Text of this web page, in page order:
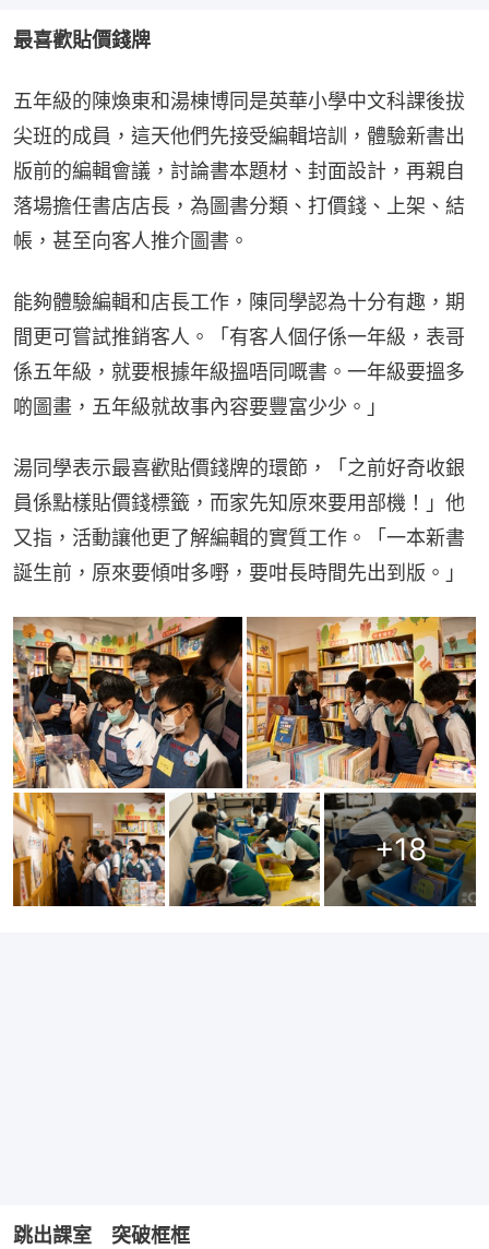
最喜歡貼價錢牌
五年級的陳煥東和湯棟博同是英華小學中文科課後拔
尖班的成員，這天他們先接受編輯培訓，體驗新書出
版前的編輯會議，討論書本題材、封面設計，再親自
落場擔任書店店長，為圖書分類、打價錢、上架、結
帳，甚至向客人推介圖書。
能夠體驗編輯和店長工作，陳同學認為十分有趣，期
間更可嘗試推銷客人。「有客人個仔係一年級，表哥
係五年級，就要根據年級搵唔同嘅書。一年級要搵多
啲圖畫，五年級就故事內容要豐富少少。」
湯同學表示最喜歡貼價錢牌的環節，「之前好奇收銀
員係點樣貼價錢標籤，而家先知原來要用部機！」他
又指，活動讓他更了解編輯的實質工作。「一本新書
誕生前，原來要傾咁多嘢，要咁長時間先出到版。」
+18
跳出課室　突破框框